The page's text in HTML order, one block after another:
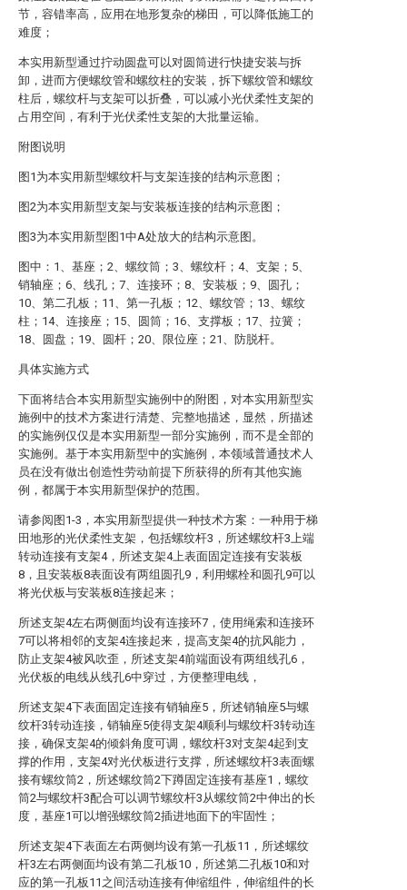
节，容错率高，应用在地形复杂的梯田，可以降低施工的
难度；
本实用新型通过拧动圆盘可以对圆筒进行快捷安装与拆
卸，进而方便螺纹管和螺纹柱的安装，拆下螺纹管和螺纹
柱后，螺纹杆与支架可以折叠，可以减小光伏柔性支架的
占用空间，有利于光伏柔性支架的大批量运输。
附图说明
图1为本实用新型螺纹杆与支架连接的结构示意图；
图2为本实用新型支架与安装板连接的结构示意图；
图3为本实用新型图1中A处放大的结构示意图。
图中：1、基座；2、螺纹筒；3、螺纹杆；4、支架；5、
销轴座；6、线孔；7、连接环；8、安装板；9、圆孔；
10、第二孔板；11、第一孔板；12、螺纹管；13、螺纹
柱；14、连接座；15、圆筒；16、支撑板；17、拉簧；
18、圆盘；19、圆杆；20、限位座；21、防脱杆。
具体实施方式
下面将结合本实用新型实施例中的附图，对本实用新型实
施例中的技术方案进行清楚、完整地描述，显然，所描述
的实施例仅仅是本实用新型一部分实施例，而不是全部的
实施例。基于本实用新型中的实施例，本领域普通技术人
员在没有做出创造性劳动前提下所获得的所有其他实施
例，都属于本实用新型保护的范围。
请参阅图1-3，本实用新型提供一种技术方案：一种用于梯
田地形的光伏柔性支架，包括螺纹杆3，所述螺纹杆3上端
转动连接有支架4，所述支架4上表面固定连接有安装板
8，且安装板8表面设有两组圆孔9，利用螺栓和圆孔9可以
将光伏板与安装板8连接起来；
所述支架4左右两侧面均设有连接环7，使用绳索和连接环
7可以将相邻的支架4连接起来，提高支架4的抗风能力，
防止支架4被风吹歪，所述支架4前端面设有两组线孔6，
光伏板的电线从线孔6中穿过，方便整理电线，
所述支架4下表面固定连接有销轴座5，所述销轴座5与螺
纹杆3转动连接，销轴座5使得支架4顺利与螺纹杆3转动连
接，确保支架4的倾斜角度可调，螺纹杆3对支架4起到支
撑的作用，支架4对光伏板进行支撑，所述螺纹杆3表面螺
接有螺纹筒2，所述螺纹筒2下蹲固定连接有基座1，螺纹
筒2与螺纹杆3配合可以调节螺纹杆3从螺纹筒2中伸出的长
度，基座1可以增强螺纹筒2插进地面下的牢固性；
所述支架4下表面左右两侧均设有第一孔板11，所述螺纹
杆3左右两侧面均设有第二孔板10，所述第二孔板10和对
应的第一孔板11之间活动连接有伸缩组件，伸缩组件的长